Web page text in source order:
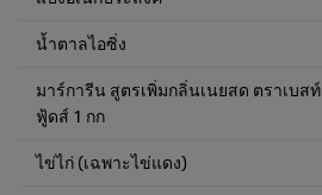
น้ำตาลไอซิ่ง
มาร์การีน สูตรเพิ่มกลิ่นเนยสด ตราเบสท์
ฟู้ดส์ 1 กก
ไข่ไก่ (เฉพาะไข่แดง)